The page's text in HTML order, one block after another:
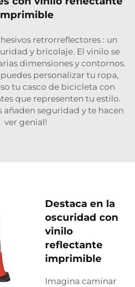
retrorreflectores : un
y bricolaje. El vinilo se
dimensiones y contornos.
personalizar tu ropa,
tu casco de bicicleta con
que representen tu estilo.
añaden seguridad y te hacen
ver genial!
Destaca en la
oscuridad con
vinilo
reflectante
imprimible
Imagina caminar